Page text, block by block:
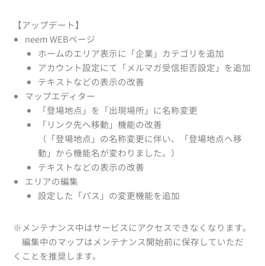
【アップデート】
neem WEBページ
ホームのエリア表示に「企業」カテゴリを追加
アカウント設定にて「メルマガ受信拒否設定」を追加
テキストなどの表示の改善
マップエディター
「登場地点」を「出現場所」に名称変更
「リンク先へ移動」機能の改善
（「登場地点」の名称変更に伴い、「登場地点へ移
動」から機能名が変わりました。）
テキストなどの表示の改善
エリアの編集
設定した「パス」の変更機能を追加
※メンテナンス中はサービスにアクセスできなくなります。
編集中のマップはメンテナンス開始前に保存していただ
くことを推奨します。